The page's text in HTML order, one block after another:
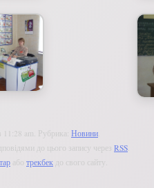
11:28 am. Рубрика: Новини.
до цього запису через RSS
трекбек до свого сайту.